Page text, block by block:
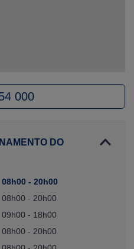
000
DO
08h00 - 20h00
08h00 - 20h00
09h00 - 18h00
08h00 - 20h00